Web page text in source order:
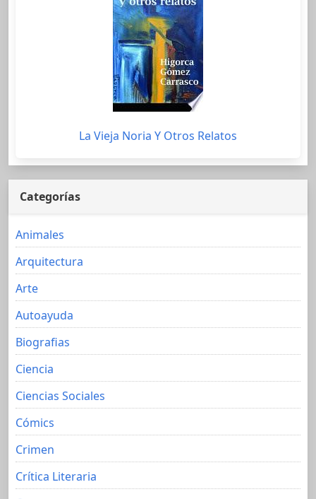
La Vieja Noria Y Otros Relatos
Categorías
Animales
Arquitectura
Arte
Autoayuda
Biografias
Ciencia
Ciencias Sociales
Cómics
Crimen
Crítica Literaria